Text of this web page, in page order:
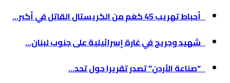
أحباط تهريب 45 كغم من الكريستال القاتل في أكبر...
شهيد وجريح في غارة إسرائيلية على جنوب لبنان...
“صناعة الأردن” تصدر تقريرا حول تحد...